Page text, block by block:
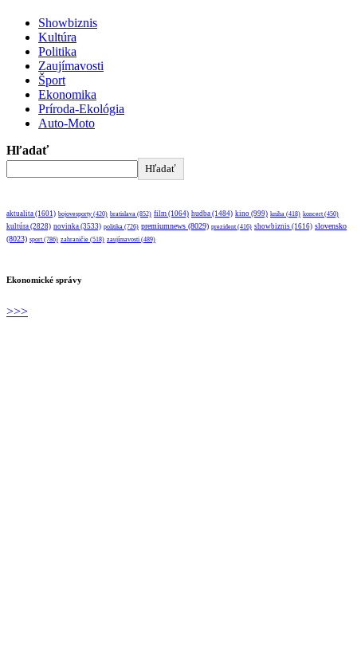
Showbiznis
Kultúra
Politika
Zaujímavosti
Šport
Ekonomika
Príroda-Ekológia
Auto-Moto
Hľadať
Hľadať
aktualita (1601) bojovesporty (420) bratislava (852) film (1064) hudba (1484) kino (999) kniha (418) koncert (450)
kultúra (2828) novinka (3533) politika (726) premiumnews (8029) prezident (416) showbiznis (1616) slovensko
(8023) sport (786) zahraničie (518) zaujímavosti (489)
Ekonomické správy
>>>